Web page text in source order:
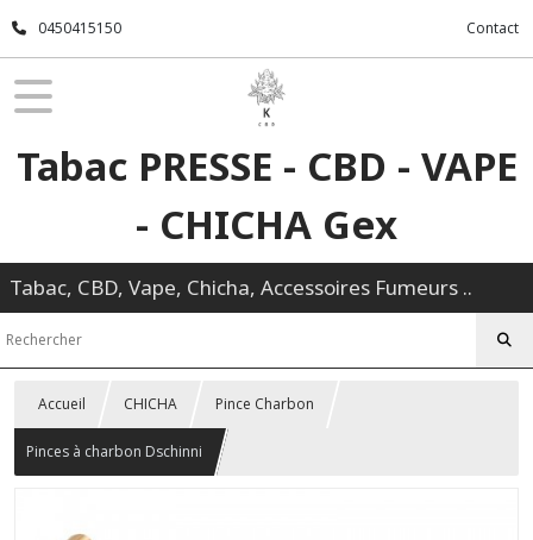
0450415150 Contact
Tabac PRESSE - CBD - VAPE
- CHICHA Gex
Tabac, CBD, Vape, Chicha, Accessoires Fumeurs ..
Accueil CHICHA Pince Charbon
Pinces à charbon Dschinni